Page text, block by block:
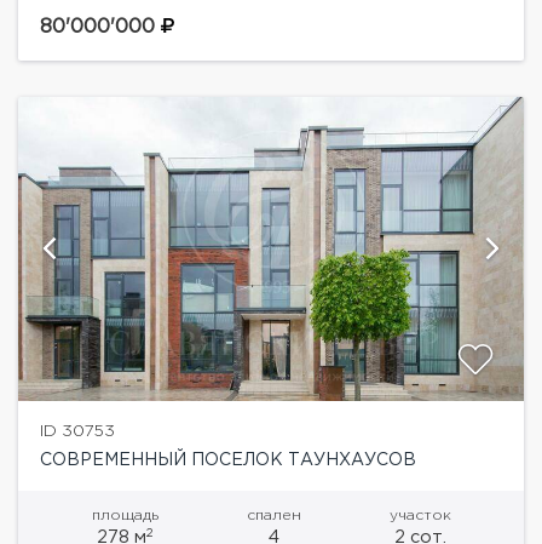
шоссе.Стильный таунхаус со свободной
80'000'000
ID 30753
СОВРЕМЕННЫЙ ПОСЕЛОК ТАУНХАУСОВ
площадь
278 м2
спален
4
участок
2 сот.